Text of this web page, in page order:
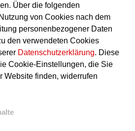
Über die folgenden
von Cookies nach dem
personenbezogener Daten
den verwendeten Cookies
Datenschutzerklärung. Diese
Cookie-Einstellungen, die Sie
Website finden, widerrufen
komplexe
Trocknen und Erhitzen
mechanische
Handling der
oftmals
Transformatoren über